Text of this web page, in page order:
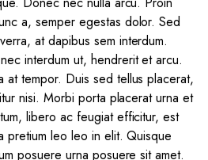
a, semper egestas dolor. Sed
at dapibus sem interdum.
interdum ut, hendrerit et arcu.
at tempor. Duis sed tellus placerat,
nisi. Morbi porta placerat urna et
libero ac feugiat efficitur, est
pretium leo leo in elit. Quisque
posuere urna posuere sit amet.